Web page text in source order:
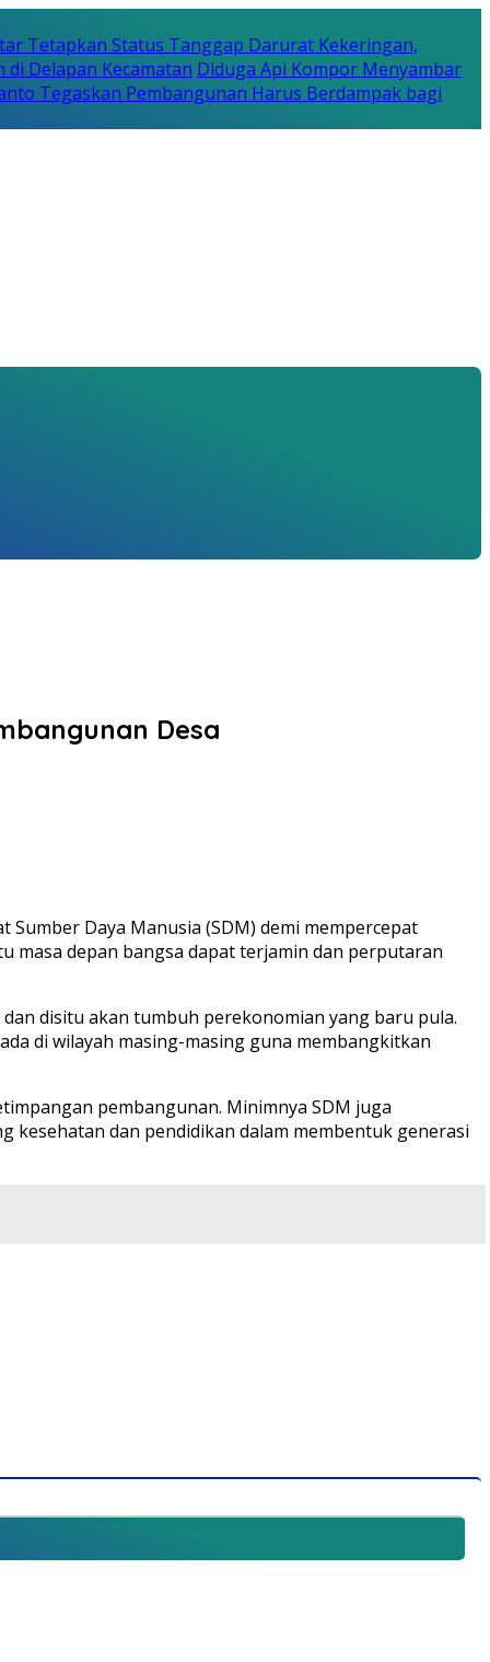
Tetapkan Status Tanggap Darurat Kekeringan,
Delapan Kecamatan Diduga Api Kompor Menyambar
Tegaskan Pembangunan Harus Berdampak bagi
Desa
Daya Manusia (SDM) demi mempercepat
masa depan bangsa dapat terjamin dan perputaran
disitu akan tumbuh perekonomian yang baru pula.
di wilayah masing-masing guna membangkitkan
pembangunan. Minimnya SDM juga
kesehatan dan pendidikan dalam membentuk generasi